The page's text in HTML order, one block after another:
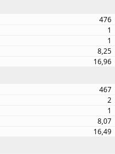
476
1
1
8,25
16,96
467
2
1
8,07
16,49